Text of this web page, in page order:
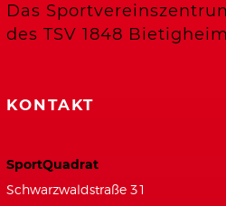
Das
des TSV 1848
KONTAKT
SportQuadrat
Schwarzwaldstraße 31